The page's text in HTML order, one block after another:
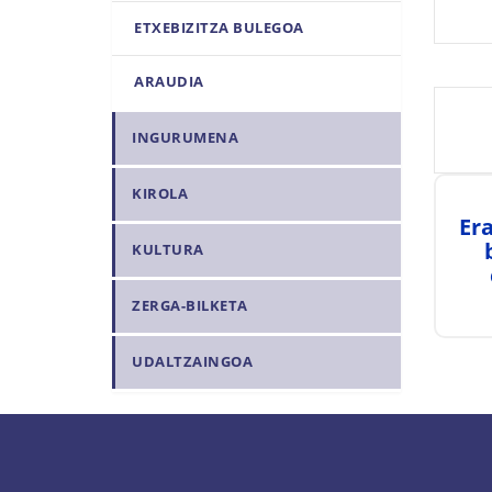
ETXEBIZITZA BULEGOA
ARAUDIA
INGURUMENA
KIROLA
KULTURA
ZERGA-BILKETA
UDALTZAINGOA